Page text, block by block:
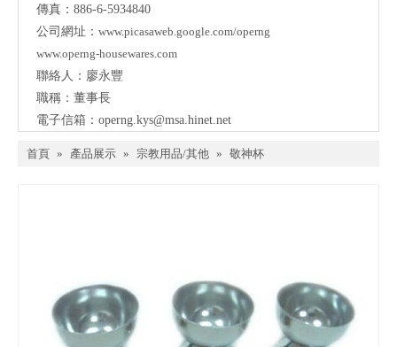
傳真：886-6-5934840
公司網址： www.picasaweb.google.com/operng
www.operng-housewares.com
聯絡人：廖永豐
職稱：董事長
電子信箱： operng.kys@msa.hinet.net
首頁 » 產品展示 » 宗教用品/其他 » 敬神杯